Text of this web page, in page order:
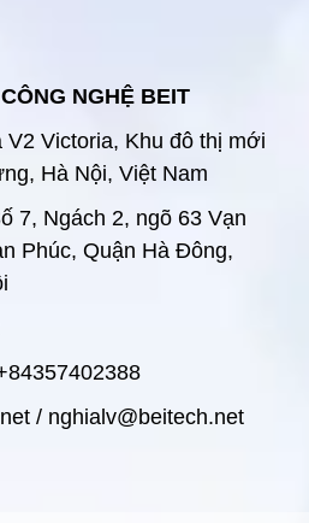
NGHỆ BEIT
V2 Victoria, Khu đô thị mới
Hà Nội, Việt Nam
7, Ngách 2, ngõ 63 Vạn
Phúc, Quận Hà Đông,
/ nghialv@beitech.net